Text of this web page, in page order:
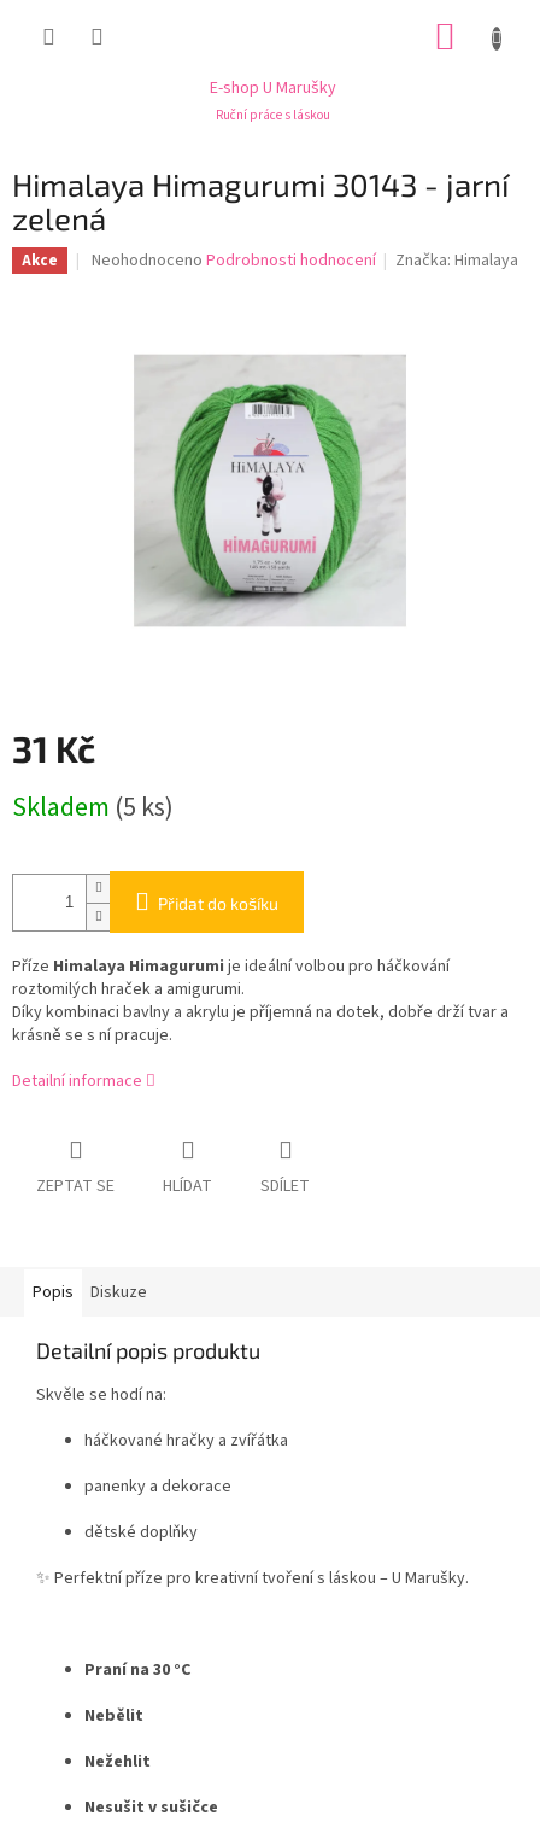
E-shop U Marušky
Ruční práce s láskou
Himalaya Himagurumi 30143 - jarní
zelená
Akce
Průměrné
Neohodnoceno Podrobnosti hodnocení Značka:Himalaya
31 Kč
cena:
Skladem (5 ks)
Přidat do košíku
Příze Himalaya Himagurumi je ideální volbou pro háčkování
roztomilých hraček a amigurumi.
Díky kombinaci bavlny a akrylu je příjemná na dotek, dobře drží tvar a
krásně se s ní pracuje.
Detailní informace
ZEPTAT SE HLÍDAT SDÍLET
Popis Diskuze
Detailní popis produktu
Skvěle se hodí na:
háčkované hračky a zvířátka
panenky a dekorace
dětské doplňky
✨ Perfektní příze pro kreativní tvoření s láskou – U Marušky.
Praní na 30 °C
Nebělit
Nežehlit
Nesušit v sušičce